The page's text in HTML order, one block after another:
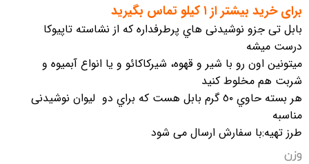
برای خرید بیشتر از ۱ کیلو تماس بگیرید
بابل تی جزو نوشيدنی هاي پرطرفداره كه از نشاسته تاپيوكا
درست ميشه
ميتونين اون رو با شير و قهوه، شيركاكائو و يا انواع آبمیوه و
شربت هم مخلوط کنید
هر بسته حاوي ٥٠ گرم بابل هست كه براي دو ليوان نوشيدنی
مناسبه
طرز تهیه:با سفارش ارسال می شود
وزن